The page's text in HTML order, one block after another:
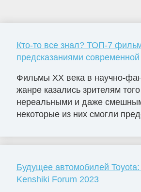
Кто-то все знал? ТОП-7
предсказаниями
Фильмы ХХ века в научно-
жанре казались зрителям
нереальными и даже
некоторые из них смогли
Будущее автомобилей
Kenshiki Forum 2023